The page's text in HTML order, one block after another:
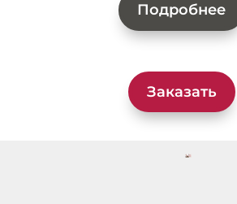
Подробнее
Заказать